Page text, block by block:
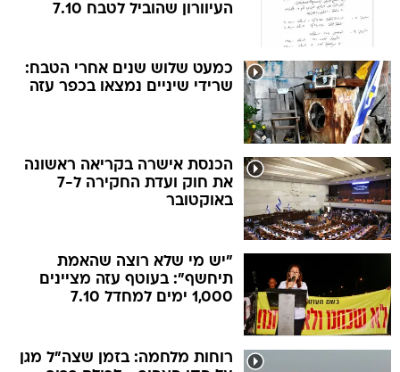
העיוורון שהוביל לטבח 7.10
כמעט שלוש שנים אחרי הטבח:
שרידי שיניים נמצאו בכפר עזה
הכנסת אישרה בקריאה ראשונה
את חוק ועדת החקירה ל-7
באוקטובר
"יש מי שלא רוצה שהאמת
תיחשף": בעוטף עזה מציינים
1,000 ימים למחדל 7.10
רוחות מלחמה: בזמן שצה"ל מגן